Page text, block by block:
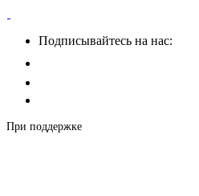
Подписывайтесь на нас:
При поддержке